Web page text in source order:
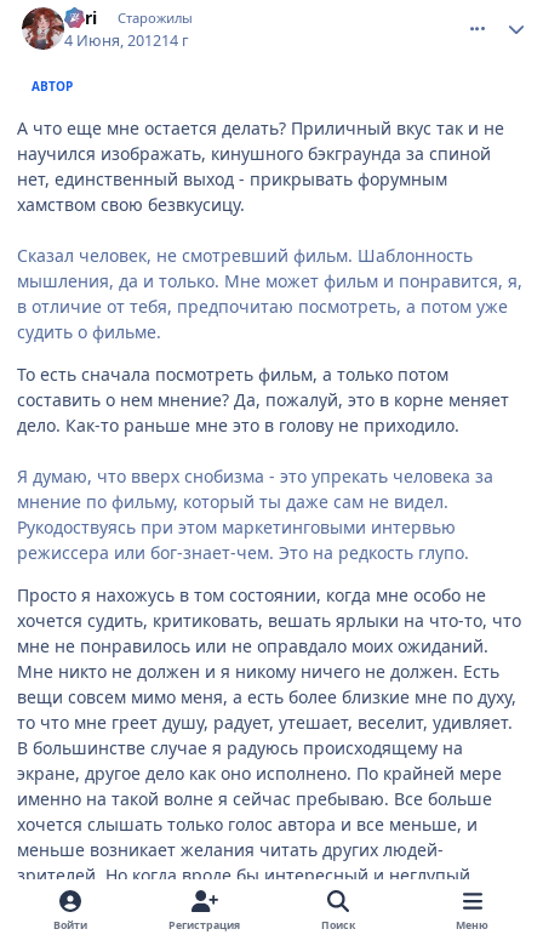
Tоri Старожилы
4 Июня, 201214 г
АВТОР
А что еще мне остается делать? Приличный вкус так и не
научился изображать, кинушного бэкграунда за спиной
нет, единственный выход - прикрывать форумным
хамством свою безвкусицу.
Сказал человек, не смотревший фильм. Шаблонность
мышления, да и только. Мне может фильм и понравится, я,
в отличие от тебя, предпочитаю посмотреть, а потом уже
судить о фильме.
То есть сначала посмотреть фильм, а только потом
составить о нем мнение? Да, пожалуй, это в корне меняет
дело. Как-то раньше мне это в голову не приходило.
Я думаю, что вверх снобизма - это упрекать человека за
мнение по фильму, который ты даже сам не видел.
Рукодоствуясь при этом маркетинговыми интервью
режиссера или бог-знает-чем. Это на редкость глупо.
Просто я нахожусь в том состоянии, когда мне особо не
хочется судить, критиковать, вешать ярлыки на что-то, что
мне не понравилось или не оправдало моих ожиданий.
Мне никто не должен и я никому ничего не должен. Есть
вещи совсем мимо меня, а есть более близкие мне по духу,
то что мне греет душу, радует, утешает, веселит, удивляет.
В большинстве случае я радуюсь происходящему на
экране, другое дело как оно исполнено. По крайней мере
именно на такой волне я сейчас пребываю. Все больше
хочется слышать только голос автора и все меньше, и
меньше возникает желания читать других людей-
зрителей. Но когда вроде бы интересный и неглупый
собеседник начинает играть в хороший вкус и тыкать им в
меня, это раздражает. Собственно не напиши вы вместе с
Войти Регистрация Поиск Меню